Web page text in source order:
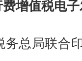
增值税电子
总局联合印